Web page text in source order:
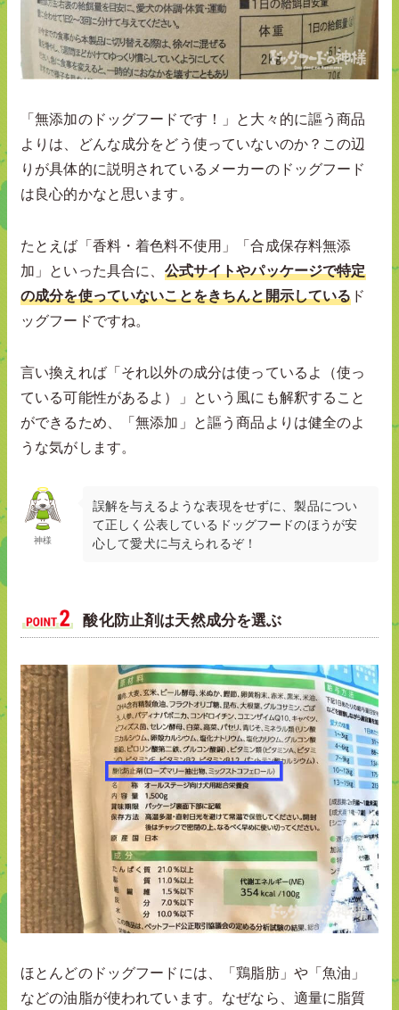
「無添加のドッグフードです！」と大々的に謳う商品
よりは、どんな成分をどう使っていないのか？この辺
りが具体的に説明されているメーカーのドッグフード
は良心的かなと思います。
たとえば「香料・着色料不使用」「合成保存料無添
加」といった具合に、 公式サイトやパッケージで特定
の成分を使っていないことをきちんと開示している ド
ッグフードですね。
言い換えれば「それ以外の成分は使っているよ（使っ
ている可能性があるよ）」という風にも解釈すること
ができるため、「無添加」と謳う商品よりは健全のよ
うな気がします。
神様
誤解を与えるような表現をせずに、製品につい
て正しく公表しているドッグフードのほうが安
心して愛犬に与えられるぞ！
酸化防止剤は天然成分を選ぶ
ほとんどのドッグフードには、「鶏脂肪」や「魚油」
などの油脂が使われています。なぜなら、適量に脂質